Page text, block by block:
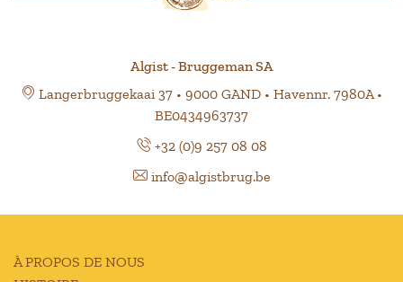
Algist - Bruggeman SA
Langerbruggekaai 37 • 9000 GAND • Havennr. 7980A •
BE0434963737
+32 (0)9 257 08 08
info@algistbrug.be
À PROPOS DE NOUS